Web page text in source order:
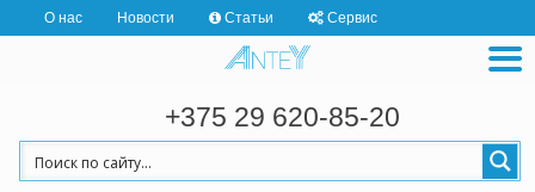
О нас Новости Статьи Сервис
+375 29 620-85-20